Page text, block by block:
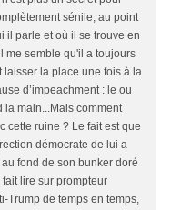
sénile, au point
il parle et où il se trouve en
me semble qu'il a toujours
laisser la place une fois à la
d’impeachment : le ou
la main...Mais comment
cette ruine ? Le fait est que
démocrate de lui a
fond de son bunker doré
lire sur prompteur
Trump de temps en temps,